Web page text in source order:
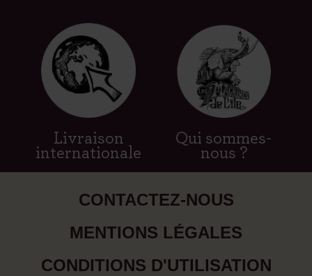
Livraison
internationale
Qui sommes-
nous ?
CONTACTEZ-NOUS
MENTIONS LÉGALES
CONDITIONS D'UTILISATION